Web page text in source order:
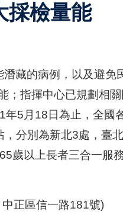
採檢量能
藏的病例，以及避免
；指揮中心已規劃相
5月18日為止，全國
分別為新北3處，臺
歲以上長者三合一服
正區信一路181號)